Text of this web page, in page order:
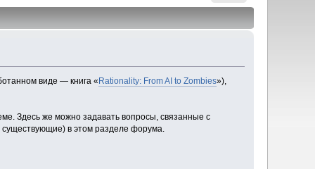
виде — книга « Rationality: From AI to Zombies»),
Здесь же можно задавать вопросы, связанные с
в этом разделе форума.